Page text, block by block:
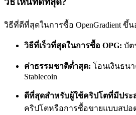
ข้อมูล
การวิเคราะห์ข้อมูลขนาดใหญ่
วิธีที่ดีที่สุดในการซื้อ OpenGradient ขึ้
วิธีที่เร็วที่สุดในการซื้อ OPG: บัต
ค่าธรรมชาติต่ำสุด: โอนเงินธน
Stablecoin
ดีที่สุดสำหรับผู้ใช้คริปโตที่มีปร
คริปโตหรือการซื้อขายแบบสปอ